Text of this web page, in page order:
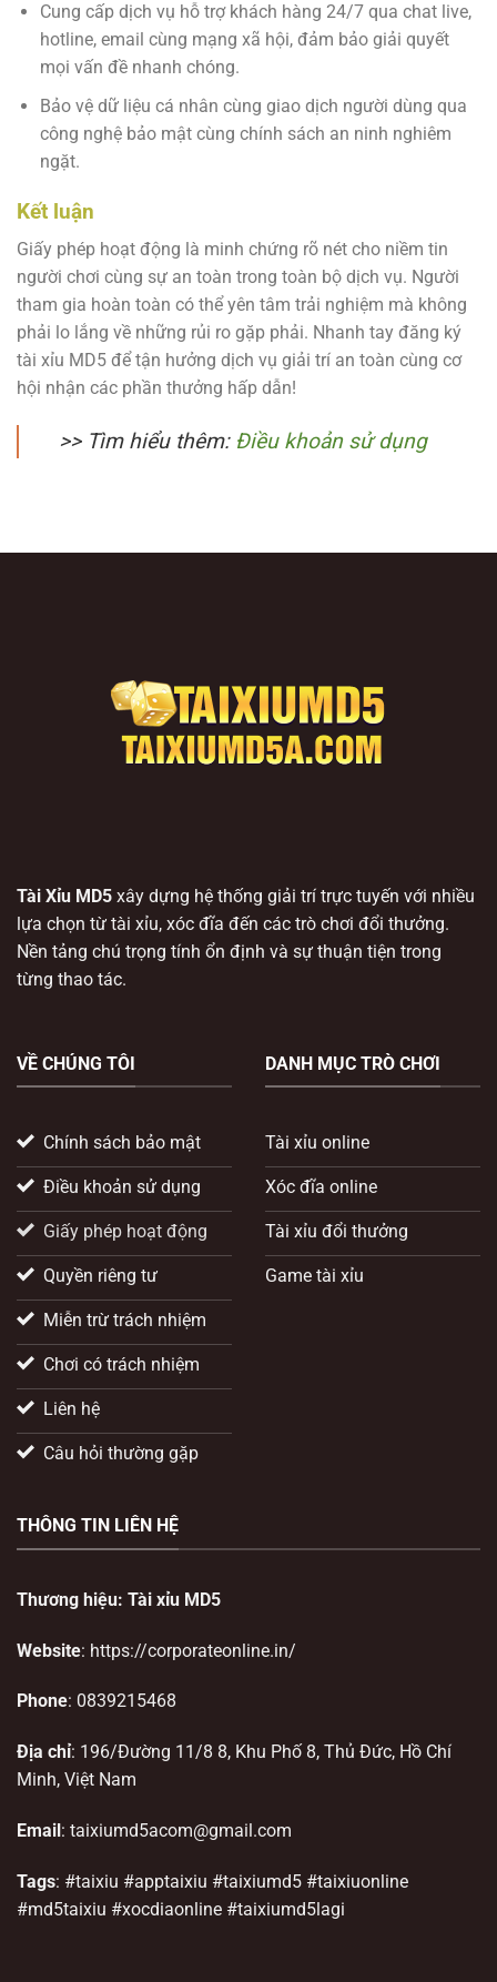
Cung cấp dịch vụ hỗ trợ khách hàng 24/7 qua chat live,
hotline, email cùng mạng xã hội, đảm bảo giải quyết
mọi vấn đề nhanh chóng.
Bảo vệ dữ liệu cá nhân cùng giao dịch người dùng qua
công nghệ bảo mật cùng chính sách an ninh nghiêm
ngặt.
Kết luận
Giấy phép hoạt động là minh chứng rõ nét cho niềm tin
người chơi cùng sự an toàn trong toàn bộ dịch vụ. Người
tham gia hoàn toàn có thể yên tâm trải nghiệm mà không
phải lo lắng về những rủi ro gặp phải. Nhanh tay đăng ký
tài xỉu MD5 để tận hưởng dịch vụ giải trí an toàn cùng cơ
hội nhận các phần thưởng hấp dẫn!
>> Tìm hiểu thêm: Điều khoản sử dụng
Tài Xỉu MD5 xây dựng hệ thống giải trí trực tuyến với nhiều
lựa chọn từ tài xỉu, xóc đĩa đến các trò chơi đổi thưởng.
Nền tảng chú trọng tính ổn định và sự thuận tiện trong
từng thao tác.
VỀ CHÚNG TÔI
Chính sách bảo mật
Điều khoản sử dụng
Giấy phép hoạt động
Quyền riêng tư
Miễn trừ trách nhiệm
Chơi có trách nhiệm
Liên hệ
Câu hỏi thường gặp
DANH MỤC TRÒ CHƠI
Tài xỉu online
Xóc đĩa online
Tài xỉu đổi thưởng
Game tài xỉu
THÔNG TIN LIÊN HỆ
Thương hiệu: Tài xỉu MD5
Website: https://corporateonline.in/
Phone: 0839215468
Địa chỉ: 196/Đường 11/8 8, Khu Phố 8, Thủ Đức, Hồ Chí
Minh, Việt Nam
Email: taixiumd5acom@gmail.com
Tags: #taixiu #apptaixiu #taixiumd5 #taixiuonline
#md5taixiu #xocdiaonline #taixiumd5lagi